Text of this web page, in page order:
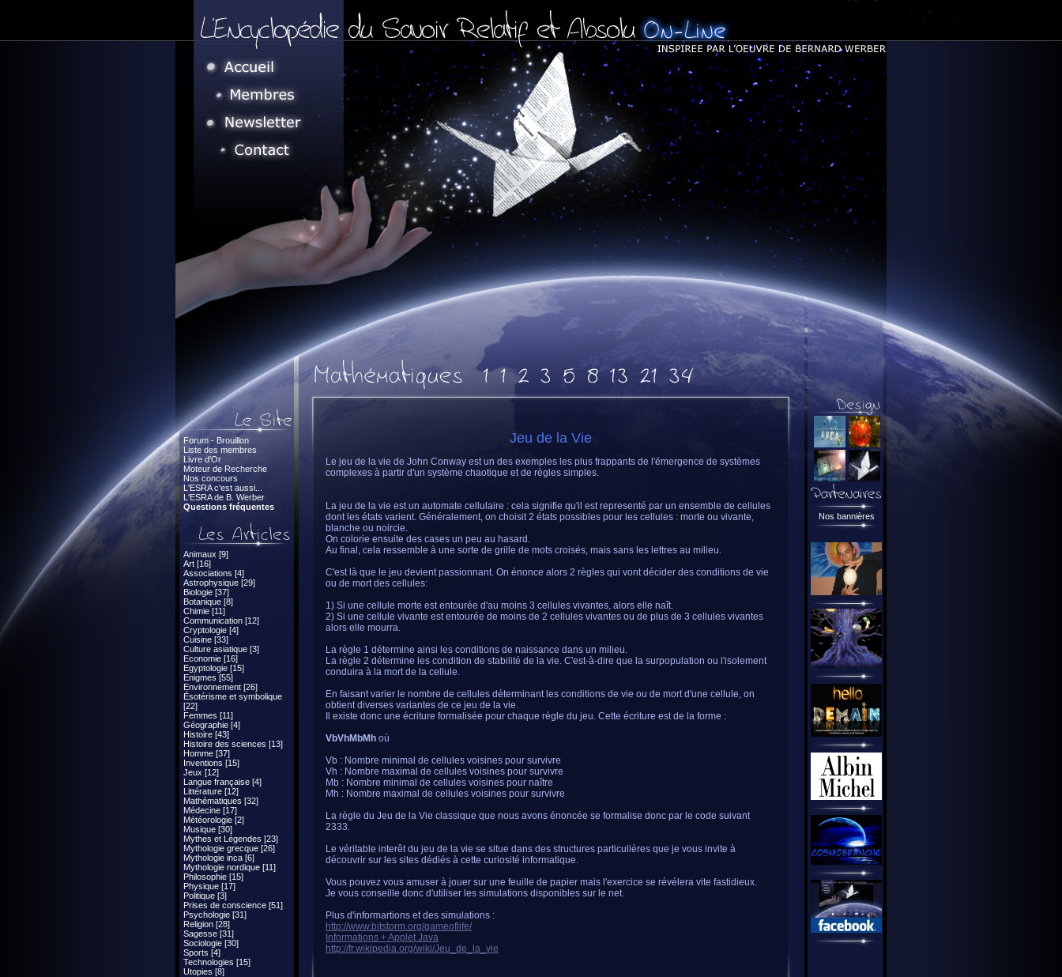
Forum - Brouillon
Liste des membres
Livre d'Or
Moteur de Recherche
Nos concours
L'ESRA c'est aussi...
L'ESRA de B. Werber
Questions fréquentes
Animaux [9]
Art [16]
Associations [4]
Astrophysique [29]
Biologie [37]
Botanique [8]
Chimie [11]
Communication [12]
Cryptologie [4]
Cuisine [33]
Culture asiatique [3]
Economie [16]
Egyptologie [15]
Enigmes [55]
Environnement [26]
Ésotérisme et symbolique
[22]
Femmes [11]
Géographie [4]
Histoire [43]
Histoire des sciences [13]
Homme [37]
Inventions [15]
Jeux [12]
Langue française [4]
Littérature [12]
Mathématiques [32]
Médecine [17]
Météorologie [2]
Musique [30]
Mythes et Légendes [23]
Mythologie grecque [26]
Mythologie inca [6]
Mythologie nordique [11]
Philosophie [15]
Physique [17]
Politique [3]
Prises de conscience [51]
Psychologie [31]
Religion [28]
Sagesse [31]
Sociologie [30]
Sports [4]
Technologies [15]
Utopies [8]
Jeu de la Vie
Le jeu de la vie de John Conway est un des exemples les plus frappants de l'émergence de systèmes
complexes à partir d'un système chaotique et de règles simples.
La jeu de la vie est un automate cellulaire : cela signifie qu'il est representé par un ensemble de cellules
dont les états varient. Généralement, on choisit 2 états possibles pour les cellules : morte ou vivante,
blanche ou noircie.
On colorie ensuite des cases un peu au hasard.
Au final, cela ressemble à une sorte de grille de mots croisés, mais sans les lettres au milieu.
C'est là que le jeu devient passionnant. On énonce alors 2 règles qui vont décider des conditions de vie
ou de mort des cellules:
1) Si une cellule morte est entourée d'au moins 3 cellules vivantes, alors elle naît.
2) Si une cellule vivante est entourée de moins de 2 cellules vivantes ou de plus de 3 cellules vivantes
alors elle mourra.
La règle 1 détermine ainsi les conditions de naissance dans un milieu.
La règle 2 détermine les condition de stabilité de la vie. C'est-à-dire que la surpopulation ou l'isolement
conduira à la mort de la cellule.
En faisant varier le nombre de cellules déterminant les conditions de vie ou de mort d'une cellule, on
obtient diverses variantes de ce jeu de la vie.
Il existe donc une écriture formalisée pour chaque règle du jeu. Cette écriture est de la forme :
VbVhMbMh où
Vb : Nombre minimal de cellules voisines pour survivre
Vh : Nombre maximal de cellules voisines pour survivre
Mb : Nombre minimal de cellules voisines pour naître
Mh : Nombre maximal de cellules voisines pour survivre
La règle du Jeu de la Vie classique que nous avons énoncée se formalise donc par le code suivant
2333.
Le véritable interêt du jeu de la vie se situe dans des structures particulières que je vous invite à
découvrir sur les sites dédiés à cette curiosité informatique.
Vous pouvez vous amuser à jouer sur une feuille de papier mais l'exercice se révélera vite fastidieux.
Je vous conseille donc d'utiliser les simulations disponibles sur le net.
Plus d'informartions et des simulations :
http://www.bitstorm.org/gameoflife/
Informations + Applet Java
http://fr.wikipedia.org/wiki/Jeu_de_la_vie
Nos bannières